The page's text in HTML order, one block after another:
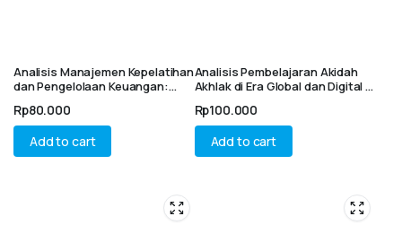
Analisis Manajemen Kepelatihan
dan Pengelolaan Keuangan:
Pembinaan Atlet Di Akademi
Bola Basket
Rp80.000
Add to cart
Analisis Pembelajaran Akidah
Akhlak di Era Global dan Digital :
Tantangan dan Inovasi
Pendidikan
Rp100.000
Add to cart